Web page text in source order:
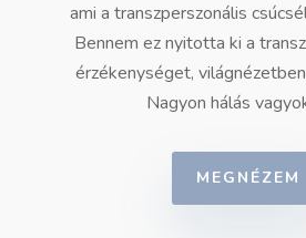
ami a transzperszonális
Bennem ez nyitotta ki a
érzékenységet,
Nagyon hálás
MEGNÉZEM